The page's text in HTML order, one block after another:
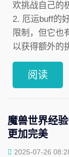
欢挑战自己的
2. 厄运buff的
限制，但它也
以获得额外的
阅读
魔兽世界经
更加完美
2025-07-26